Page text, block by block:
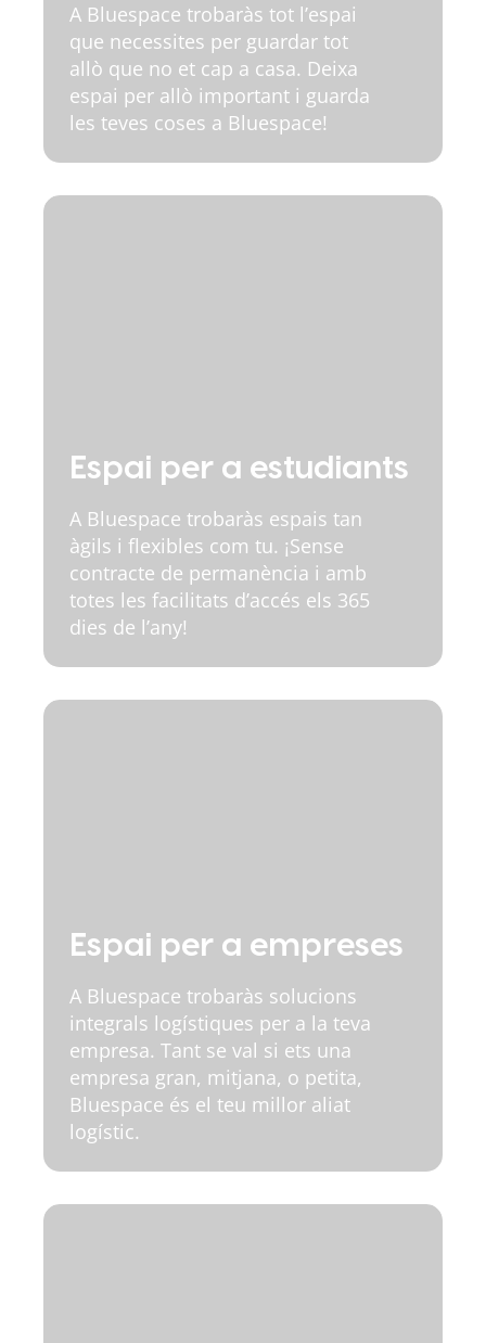
A Bluespace trobaràs tot l’espai
que necessites per guardar tot
allò que no et cap a casa. Deixa
espai per allò important i guarda
les teves coses a Bluespace!
Espai per a estudiants
A Bluespace trobaràs espais tan
àgils i flexibles com tu. ¡Sense
contracte de permanència i amb
totes les facilitats d’accés els 365
dies de l’any!
Espai per a empreses
A Bluespace trobaràs solucions
integrals logístiques per a la teva
empresa. Tant se val si ets una
empresa gran, mitjana, o petita,
Bluespace és el teu millor aliat
logístic.